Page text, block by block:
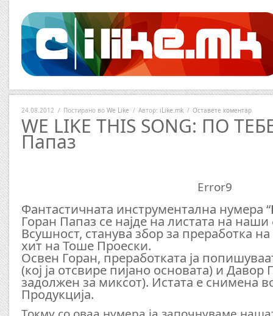
24.08.2012 / Постирано во We Like / Автор: iLike.mk / Оставете коментар
WE LIKE THIS SONG: ПО
Папаз
Error9
Фантастичната инструментална нумера “
Горан Папаз се најде на листата на
Всушност, станува збор за преработка
хит на Тоше Проески.
Освен Горан, преработката ја
(кој ја отсвире пијано основата) и Давор
задолжен за миксот). Истата е снимена
Продукција.